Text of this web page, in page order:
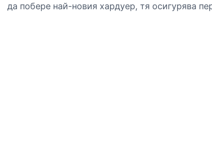
да побере най-новия хардуер, тя осигурява